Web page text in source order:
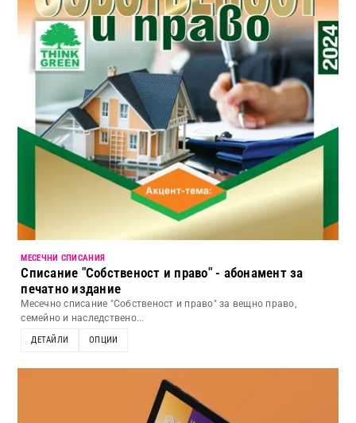
МЕСЕЧНИ СПИСАНИЯ
Списание "Собственост и право" - абонамент за
печатно издание
Месечно списание "Собственост и право" за вещно право,
семейно и наследствено...
ДЕТАЙЛИ ОПЦИИ